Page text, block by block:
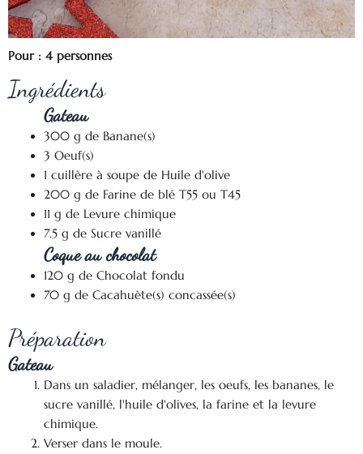
Pour : 4 personnes
Ingrédients
Gateau
300 g de Banane(s)
3 Oeuf(s)
1 cuillère à soupe de Huile d'olive
200 g de Farine de blé T55 ou T45
11 g de Levure chimique
7.5 g de Sucre vanillé
Coque au chocolat
120 g de Chocolat fondu
70 g de Cacahuète(s) concassée(s)
Préparation
Gateau
Dans un saladier, mélanger, les oeufs, les bananes, le
sucre vanillé, l'huile d'olives, la farine et la levure
chimique.
Verser dans le moule.